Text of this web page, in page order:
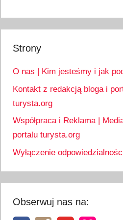
Strony
O nas | Kim jesteśmy i jak
Kontakt z redakcją bloga i
turysta.org
Współpraca i Reklama |
portalu turysta.org
Wyłączenie
Obserwuj nas na: